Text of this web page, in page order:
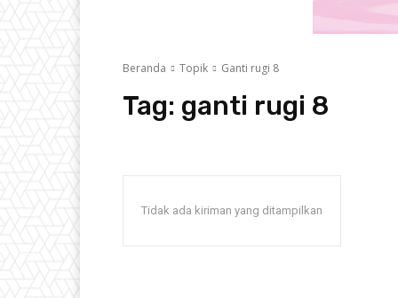
Beranda Topik Ganti rugi 8
Tag: ganti rugi 8
Tidak ada kiriman yang ditampilkan